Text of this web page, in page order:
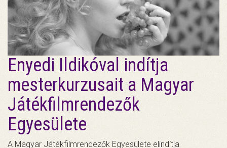
Enyedi Ildikóval indítja
mesterkurzusait a Magyar
Játékfilmrendezők
Egyesülete
A Magyar Játékfilmrendezők Egyesülete elindítja